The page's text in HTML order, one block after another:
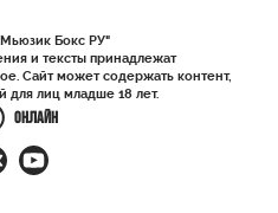
Бокс РУ"
и тексты принадлежат
Сайт может содержать контент,
для лиц младше 18 лет.
ОНЛАЙН